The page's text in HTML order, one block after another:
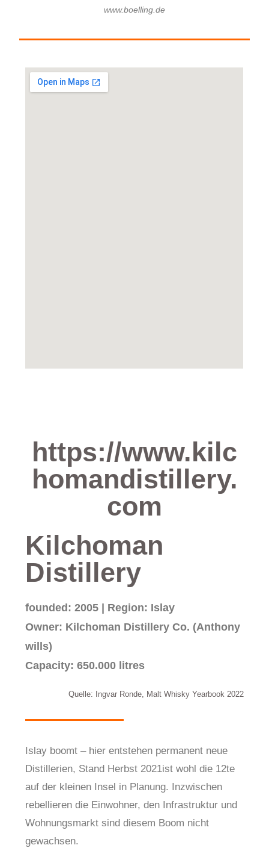
www.boelling.de
https://www.kilc
homandistillery.
com
Kilchoman
Distillery
founded: 2005 | Region: Islay
Owner: Kilchoman Distillery Co. (Anthony
wills)
Capacity: 650.000 litres
Quelle: Ingvar Ronde, Malt Whisky Yearbook 2022
Islay boomt – hier entstehen permanent neue
Distillerien, Stand Herbst 2021ist wohl die 12te
auf der kleinen Insel in Planung. Inzwischen
rebellieren die Einwohner, den Infrastruktur und
Wohnungsmarkt sind diesem Boom nicht
gewachsen.